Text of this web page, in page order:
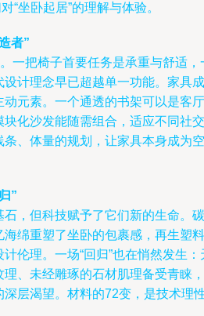
“坐卧起居”的理解与体验。
者”
一把椅子首要任务是承重与舒适，
计理念早已超越单一功能。家具成
元素。一个通透的书架可以是客厅
化沙发能随需组合，适应不同社交
、体量的规划，让家具本身成为空
”
，但科技赋予了它们新的生命。碳
绵重塑了坐卧的包裹感，再生塑料
伦理。一场“回归”也在悄然发生：
、未经雕琢的石材肌理备受青睐，
层渴望。材料的72变，是技术理